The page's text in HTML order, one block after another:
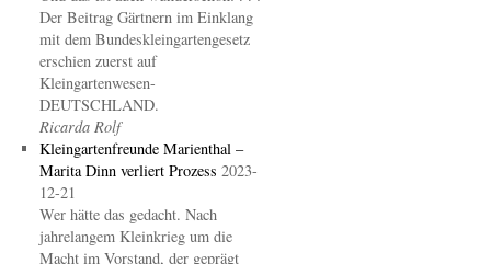
Der Beitrag Gärtnern im Einklang
mit dem Bundeskleingartengesetz
erschien zuerst auf
Kleingartenwesen-
DEUTSCHLAND.
Ricarda Rolf
Kleingartenfreunde Marienthal –
Marita Dinn verliert Prozess 2023-
12-21
Wer hätte das gedacht. Nach
jahrelangem Kleinkrieg um die
Macht im Vorstand, der geprägt